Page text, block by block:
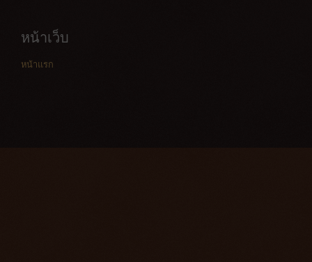
หน้าเว็บ
หน้าแรก